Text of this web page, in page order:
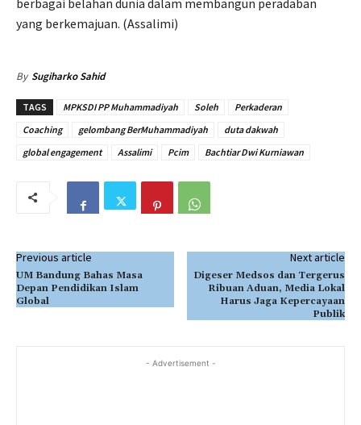
yang berkemajuan. (Assalimi)
By Sugiharko Sahid
TAGS MPKSDI PP Muhammadiyah Soleh
Perkaderan
Coaching
gelombang BerMuhammadiyah
duta dakwah
global engagement
Assalimi Pcim Bachtiar Dwi Kurniawan
Previous article
UM Bandung Bahas Masa
Depan Pendidikan Islam
Global
Next article
Digeser Medsos dan Tergerus
Ribuan Aduan, Media Lokal
Harus Jaga Kepercayaan
Publik
- Advertisement -